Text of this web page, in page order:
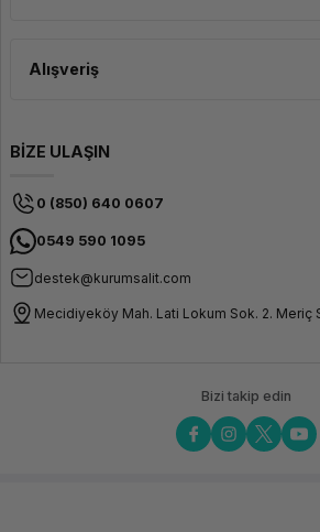
Alışveriş
BİZE ULAŞIN
0 (850) 640 0607
0549 590 1095
destek@kurumsalit.com
Mecidiyeköy Mah. Lati Lokum Sok. 2. Meriç
Bizi takip edin